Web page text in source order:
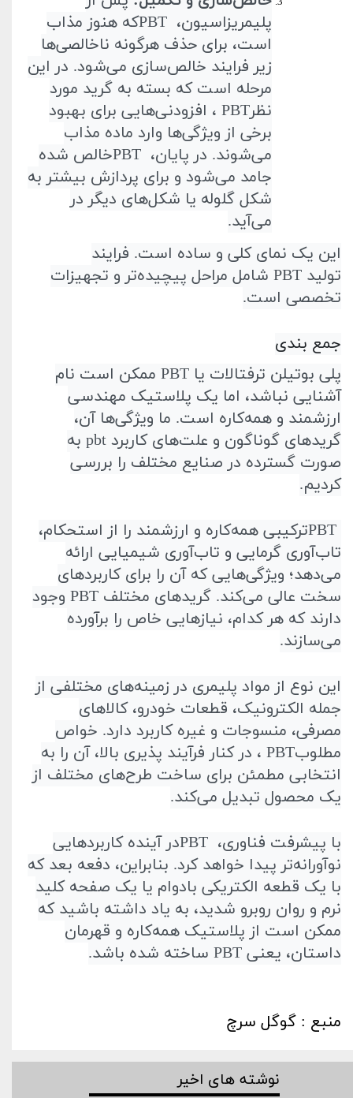
پلیمریزاسیون، PBTکه هنوز مذاب
است، برای حذف هرگونه ناخالصی‌ها
زیر فرایند خالص‌سازی می‌شود. در این
مرحله است که بسته به گرید مورد
نظرPBT ، افزودنی‌هایی برای بهبود
برخی از ویژگی‌ها وارد ماده مذاب
می‌شوند. در پایان، PBTخالص شده
جامد می‌شود و برای پردازش بیشتر به
شکل گلوله یا شکل‌های دیگر در
می‌آید.
این یک نمای کلی و ساده است. فرایند
تولید PBT شامل مراحل پیچیده‌تر و تجهیزات
تخصصی است.
جمع بندی
پلی بوتیلن ترفتالات یا PBT ممکن است نام
آشنایی نباشد، اما یک پلاستیک مهندسی
ارزشمند و همه‌کاره است. ما ویژگی‌ها آن،
گریدهای گوناگون و علت‌های کاربرد pbt به
صورت گسترده در صنایع مختلف را بررسی
کردیم.
PBTترکیبی همه‌کاره و ارزشمند را از استحکام،
تاب‌آوری گرمایی و تاب‌آوری شیمیایی ارائه
می‌دهد؛ ویژگی‌هایی که آن را برای کاربردهای
سخت عالی می‌کند. گریدهای مختلف PBT وجود
دارند که هر کدام، نیازهایی خاص را برآورده
می‌سازند.
این نوع از مواد پلیمری در زمینه‌های مختلفی از
جمله الکترونیک، قطعات خودرو، کالاهای
مصرفی، منسوجات و غیره کاربرد دارد. خواص
مطلوبPBT ، در کنار فرآیند پذیری بالا، آن را به
انتخابی مطمئن برای ساخت طرح‌های مختلف از
یک محصول تبدیل می‌کند.
با پیشرفت فناوری، PBTدر آینده کاربردهایی
نوآورانه‌تر پیدا خواهد کرد. بنابراین، دفعه بعد که
با یک قطعه الکتریکی بادوام یا یک صفحه کلید
نرم و روان روبرو شدید، به یاد داشته باشید که
ممکن است از پلاستیک همه‌کاره و قهرمان
داستان، یعنی PBT ساخته شده باشد.
منبع : گوگل سرچ
نوشته های اخیر